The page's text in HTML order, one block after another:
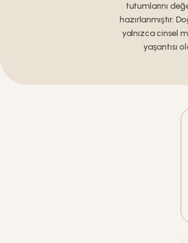
tutumlarını
hazırlanmıştır.
yalnızca cinsel
yaşantısı